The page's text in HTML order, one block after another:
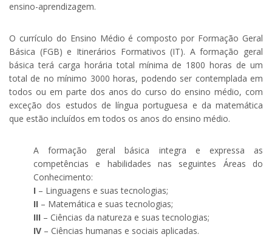
ensino-aprendizagem.
O currículo do Ensino Médio é composto por Formação Geral
Básica (FGB) e Itinerários Formativos (IT). A formação geral
básica terá carga horária total mínima de 1800 horas de um
total de no mínimo 3000 horas, podendo ser contemplada em
todos ou em parte dos anos do curso do ensino médio, com
exceção dos estudos de língua portuguesa e da matemática
que estão incluídos em todos os anos do ensino médio.
A formação geral básica integra e expressa as
competências e habilidades nas seguintes Áreas do
Conhecimento:
I – Linguagens e suas tecnologias;
II – Matemática e suas tecnologias;
III – Ciências da natureza e suas tecnologias;
IV – Ciências humanas e sociais aplicadas.